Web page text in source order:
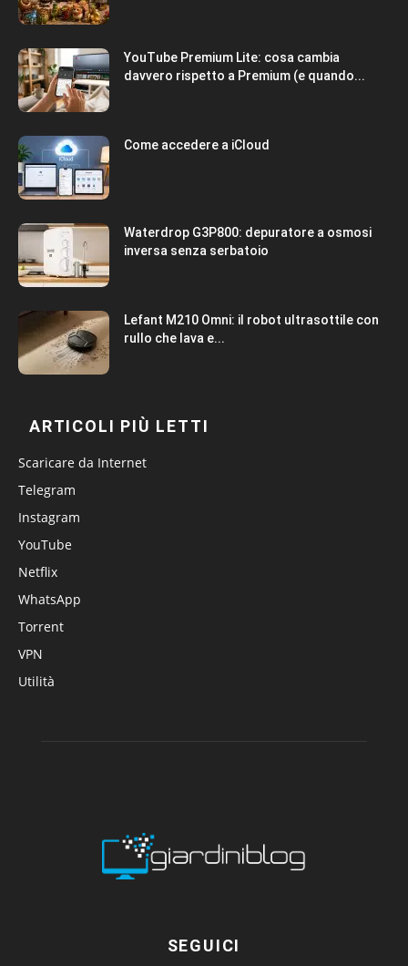
YouTube Premium Lite: cosa cambia
davvero rispetto a Premium (e quando...
Come accedere a iCloud
Waterdrop G3P800: depuratore a osmosi
inversa senza serbatoio
Lefant M210 Omni: il robot ultrasottile con
rullo che lava e...
ARTICOLI PIÙ LETTI
Scaricare da Internet
Telegram
Instagram
YouTube
Netflix
WhatsApp
Torrent
VPN
Utilità
SEGUICI